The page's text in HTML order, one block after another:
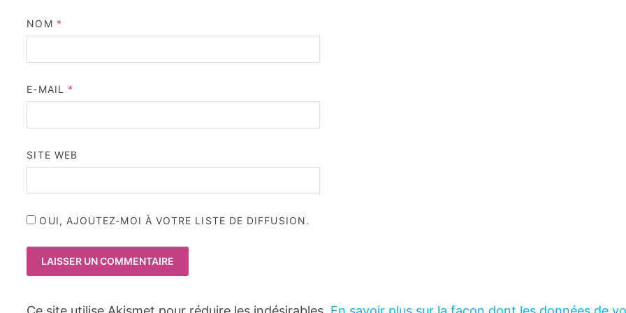
NOM *
E-MAIL *
SITE WEB
OUI, AJOUTEZ-MOI À VOTRE LISTE DE DIFFUSION.